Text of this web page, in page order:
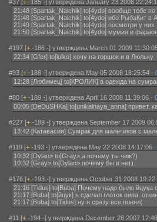
#37 [+ -185 -] утверждена January 23 2008
21:48 [Spartak_Nalchik] to[4ydo] вообще тебе
21:48 [Spartak_Nalchik] to[4ydo] ибо РыбаКит в
21:49 [Spartak_Nalchik] to[4ydo] посмотри у
21:50 [Spartak_Nalchik] to[4ydo] мумия и
#197 [+ -186 -] утверждена March 01 2009
22:34 [Gfer] to[lulko] хочу на горшок и в Люльку
#93 [+ -188 -] утверждена May 05 2008 18:25:54 ·
12:28 [Любимец] to[КРОЛИК] а одежда на
#80 [+ -189 -] утверждена April 16 2008 11:39:06 ·
00:05 [DeDuSHKa] to[unikalnaya_anna] привет,
#227 [+ -189 -] утверждена September 17 2009
13:42 [Катавасия] Сумрак для мальчиков с
#119 [+ -193 -] утверждена May 22 2008 14:17:06 ·
10:32 [Dylan> to[Gray> а почему ты чиж?)
10:32 [Gray> to[Dylan> почему бы и нет)
#176 [+ -193 -] утверждена October 31 2008
21:16 [Tidus] to[Buba] Почему надо было йцука
21:17 [Buba] to[йцук] я сделал глоток пива,
21:17 [Buba] to[Tidus] ну я сразу все понял)
#11 [+ -194 -] утверждена December 28 2007